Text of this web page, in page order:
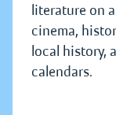
literature on
cinema,
local history,
calendars.